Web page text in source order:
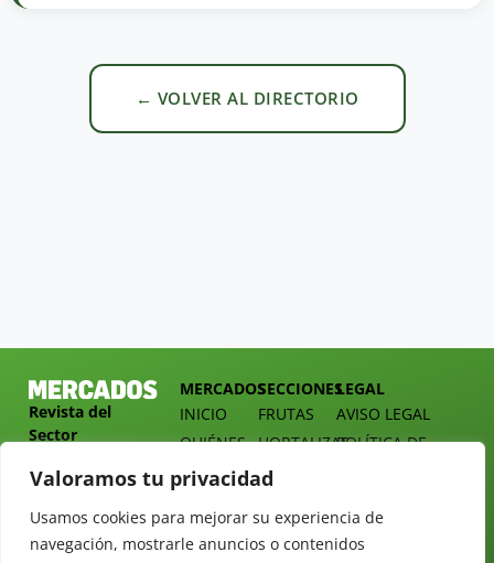
Valoramos tu privacidad
Usamos cookies para mejorar su experiencia de
navegación, mostrarle anuncios o contenidos
← VOLVER AL DIRECTORIO
Revista del
Sector
Presidente
Cárdenas nº
MERCADOS
INICIO
QUIÉNES
DOSSIER
TARIFAS
REVISTAS
SECCIONES
FRUTAS
HORTALIZAS
EMPRESA
ALIMENTACIÓN
OPINIÓN
LEGAL
AVISO LEGAL
POLÍTICA DE